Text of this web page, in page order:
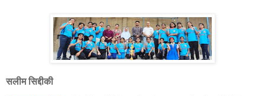
सलीम सिद्दीकी